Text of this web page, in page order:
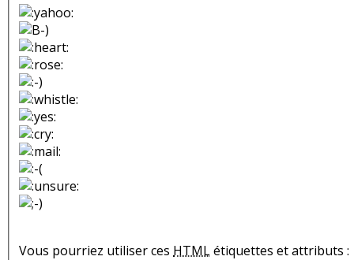
Vous pourriez utiliser ces HTMLétiquettes et attributs :